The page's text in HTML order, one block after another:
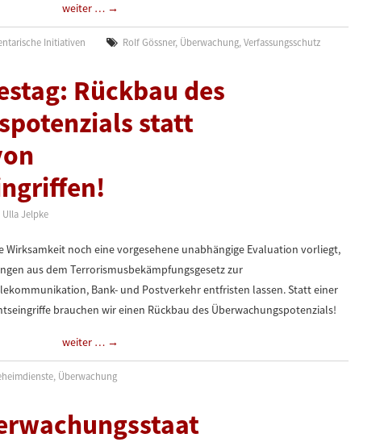
weiter … →
Initiativen Rolf Gössner, Überwachung,Verfassungsschutz
Rückbau des
statt
Ulla Jelpke
Wirksamkeit noch eine vorgesehene unabhängige Evaluation vorliegt,
aus dem Terrorismusbekämpfungsgesetz zur
Bank- und Postverkehr entfristen lassen. Statt einer
brauchen wir einen Rückbau des Überwachungspotenzials!
weiter … →
, Überwachung